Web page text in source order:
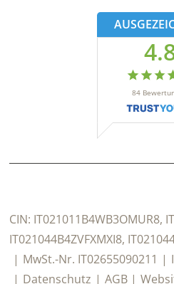
84
CIN: IT021011B4WB3OMUR8,
IT021044B4ZVFXMXI8,
MwSt.-Nr. IT02655090211
Datenschutz
AGB